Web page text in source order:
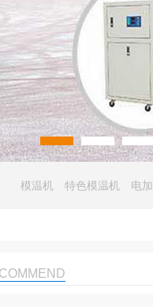
模温机 特色模温机 电